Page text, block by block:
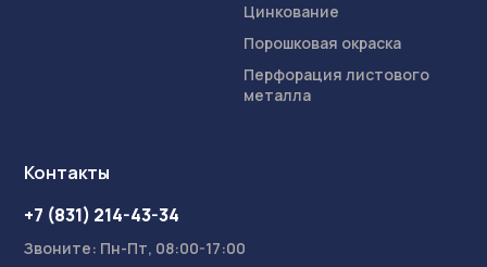
Цинкование
Порошковая окраска
Перфорация листового
металла
Контакты
+7 (831) 214-43-34
Звоните: Пн-Пт, 08:00-17:00